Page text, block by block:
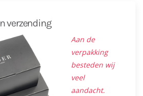
verzending
Aan de
verpakking
besteden wij
veel
aandacht.